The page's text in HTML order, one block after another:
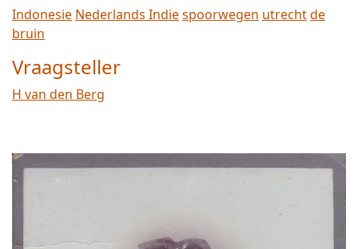
Indonesie Nederlands Indiespoorwegen utrechtde
bruin
Vraagsteller
H van den Berg